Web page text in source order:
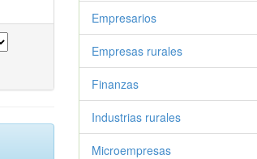
Empresarios
Empresas rurales
Finanzas
Industrias rurales
Microempresas